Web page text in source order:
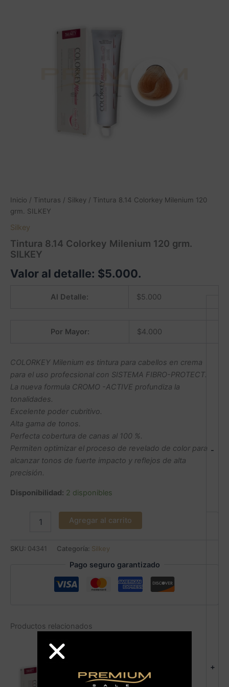
Inicio / Tinturas / Silkey / Tintura 8.14 Colorkey Milenium 120
grm. SILKEY
Silkey
Tintura 8.14 Colorkey Milenium 120 grm.
SILKEY
Valor al detalle: $5.000.
Al Detalle: $5.000
Por Mayor: $4.000
COLORKEY Milenium es tintura para cabellos en crema
para el uso profecsional con SISTEMA FIBRO-PROTECT.
La nueva formula CROMO -ACTIVE profundiza la
tonalidades.
Excelente poder cubritivo.
Alta gama de tonos.
Perfecta cobertura de canas al 100 %.
Permiten optimizar el proceso de revelado de color para
alcanzar tonos de fuerte impacto y reflejos de alta
precisión.
Disponibilidad: 2 disponibles
-
+
Agregar al carrito
SKU: 04341 Categoría: Silkey
Pago seguro garantizado
Productos relacionados